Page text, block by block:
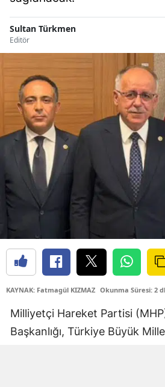
Sultan Türkmen
Editör
KAYNAK: Fatmagül KIZMAZ Okunma Süresi: 2
Milliyetçi Hareket Partisi
Başkanlığı, Türkiye Büyük